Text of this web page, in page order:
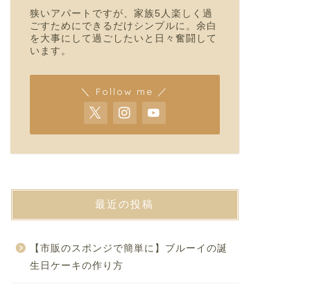
狭いアパートですが、家族5人楽しく過
ごすためにできるだけシンプルに。余白
を大事にして過ごしたいと日々奮闘して
います。
＼ Follow me ／
最近の投稿
【市販のスポンジで簡単に】ブルーイの誕
生日ケーキの作り方